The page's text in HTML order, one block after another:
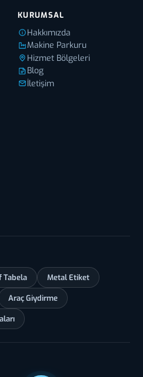
KURUMSAL
Hakkımızda
Makine Parkuru
Hizmet Bölgeleri
Blog
İletişim
Tabela Metal Etiket
Araç Giydirme